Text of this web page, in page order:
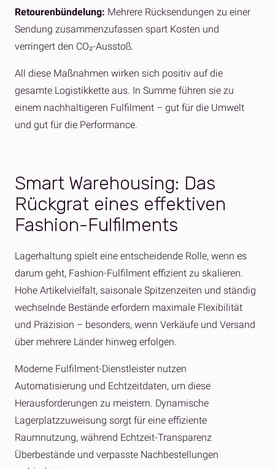
Retourenbündelung: Mehrere Rücksendungen zu einer
Sendung zusammenzufassen spart Kosten und
verringert den CO₂-Ausstoß.
All diese Maßnahmen wirken sich positiv auf die
gesamte Logistikkette aus. In Summe führen sie zu
einem nachhaltigeren Fulfilment – gut für die Umwelt
und gut für die Performance.
Smart Warehousing: Das
Rückgrat eines effektiven
Fashion-Fulfilments
Lagerhaltung spielt eine entscheidende Rolle, wenn es
darum geht, Fashion-Fulfilment effizient zu skalieren.
Hohe Artikelvielfalt, saisonale Spitzenzeiten und ständig
wechselnde Bestände erfordern maximale Flexibilität
und Präzision – besonders, wenn Verkäufe und Versand
über mehrere Länder hinweg erfolgen.
Moderne Fulfilment-Dienstleister nutzen
Automatisierung und Echtzeitdaten, um diese
Herausforderungen zu meistern. Dynamische
Lagerplatzzuweisung sorgt für eine effiziente
Raumnutzung, während Echtzeit-Transparenz
Überbestände und verpasste Nachbestellungen